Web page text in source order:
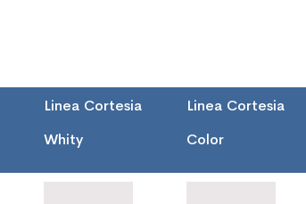
Linea Cortesia
Whity
Linea Cortesia
Color